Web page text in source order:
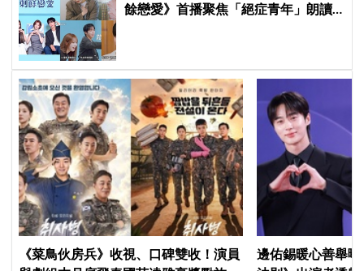
餘戀愛》首播聚焦「絕症青年」朗讀
《菜鳥伙房兵》收視、口碑雙收！演員
邊佑錫暖心善舉